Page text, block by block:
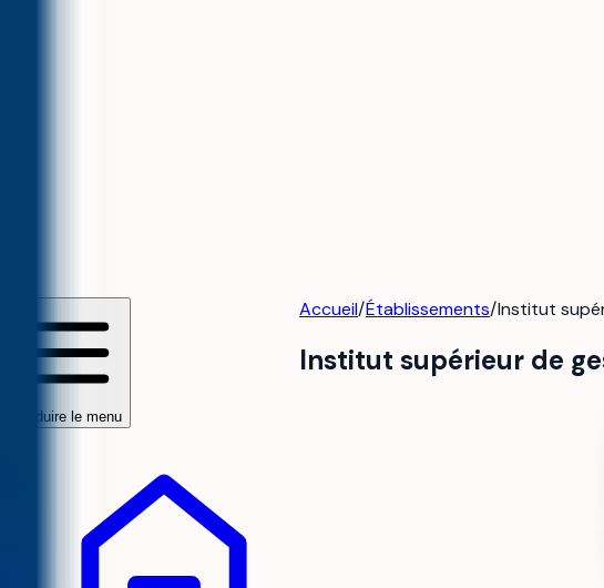
Réduire le menu
Accueil/Établissements/Institut
Institut supérieur de